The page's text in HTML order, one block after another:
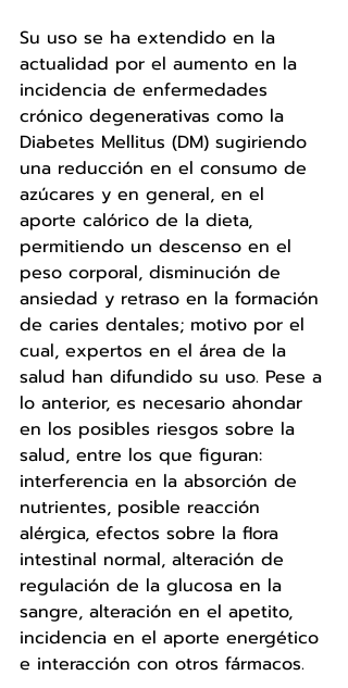
Su uso se ha extendido en la
actualidad por el aumento en la
incidencia de enfermedades
crónico degenerativas como la
Diabetes Mellitus (DM) sugiriendo
una reducción en el consumo de
azúcares y en general, en el
aporte calórico de la dieta,
permitiendo un descenso en el
peso corporal, disminución de
ansiedad y retraso en la formación
de caries dentales; motivo por el
cual, expertos en el área de la
salud han difundido su uso. Pese a
lo anterior, es necesario ahondar
en los posibles riesgos sobre la
salud, entre los que figuran:
interferencia en la absorción de
nutrientes, posible reacción
alérgica, efectos sobre la flora
intestinal normal, alteración de
regulación de la glucosa en la
sangre, alteración en el apetito,
incidencia en el aporte energético
e interacción con otros fármacos.